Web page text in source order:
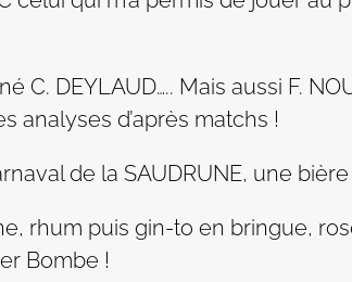
C. DEYLAUD….. Mais aussi F.
analyses d’après matchs !
de la SAUDRUNE, une
rhum puis gin-to en bringue,
Bombe !